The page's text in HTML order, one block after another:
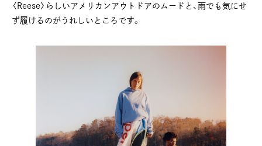
〈Reese〉らしいアメリカンアウトドアのムードと、雨でも気にせ
ず履けるのがうれしいところです。